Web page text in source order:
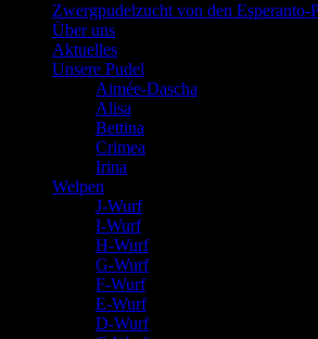
Zwergpudelzucht von den Esperanto-
Über uns
Aktuelles
Unsere Pudel
Aimée-Dascha
Alisa
Bettina
Crimea
Irina
Welpen
J-Wurf
I-Wurf
H-Wurf
G-Wurf
F-Wurf
E-Wurf
D-Wurf